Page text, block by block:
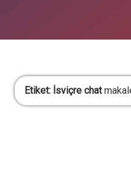
Etiket: İsviçre chat